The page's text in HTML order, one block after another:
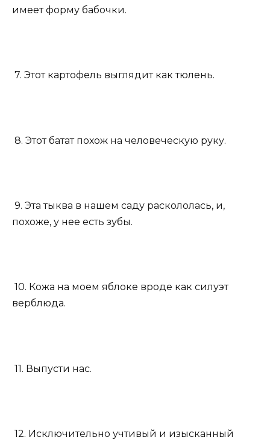
имеет форму бабочки.
7. Этот картофель выглядит как тюлень.
8. Этот батат похож на человеческую руку.
9. Эта тыква в нашем саду раскололась, и,
похоже, у нее есть зубы.
10. Кожа на моем яблоке вроде как силуэт
верблюда.
11. Выпусти нас.
12. Исключительно учтивый и изысканный